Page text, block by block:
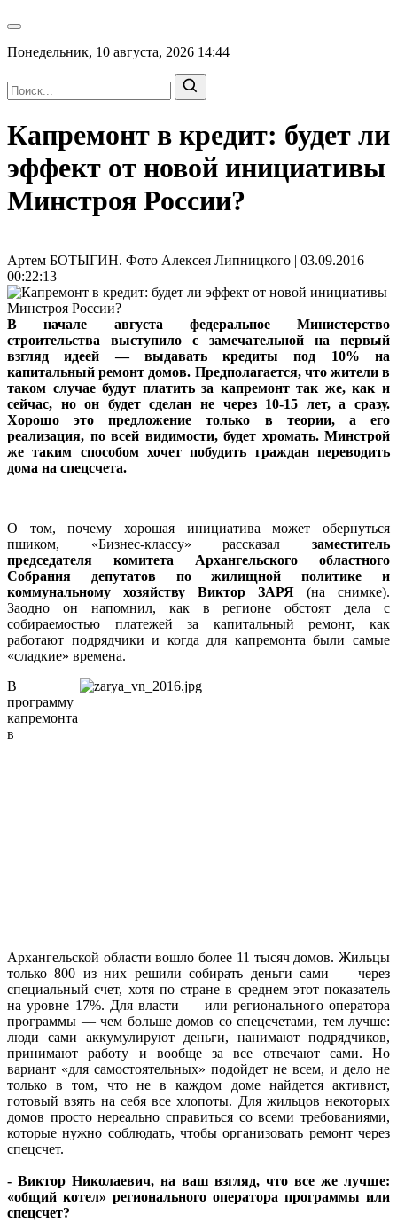
Понедельник, 10 августа, 2026 14:44
Капремонт в кредит: будет ли
эффект от новой инициативы
Минстроя России?
Артем БОТЫГИН. Фото Алексея Липницкого | 03.09.2016
00:22:13
В начале августа федеральное Министерство
строительства выступило с замечательной на первый
взгляд идеей — выдавать кредиты под 10% на
капитальный ремонт домов. Предполагается, что жители в
таком случае будут платить за капремонт так же, как и
сейчас, но он будет сделан не через 10-15 лет, а сразу.
Хорошо это предложение только в теории, а его
реализация, по всей видимости, будет хромать. Минстрой
же таким способом хочет побудить граждан переводить
дома на спецсчета.
О том, почему хорошая инициатива может обернуться
пшиком, «Бизнес-классу» рассказал заместитель
председателя комитета Архангельского областного
Собрания депутатов по жилищной политике и
коммунальному хозяйству Виктор ЗАРЯ (на снимке).
Заодно он напомнил, как в регионе обстоят дела с
собираемостью платежей за капитальный ремонт, как
работают подрядчики и когда для капремонта были самые
«сладкие» времена.
В
программу
капремонта
в
Архангельской области вошло более 11 тысяч домов. Жильцы
только 800 из них решили собирать деньги сами — через
специальный счет, хотя по стране в среднем этот показатель
на уровне 17%. Для власти — или регионального оператора
программы — чем больше домов со спецсчетами, тем лучше:
люди сами аккумулируют деньги, нанимают подрядчиков,
принимают работу и вообще за все отвечают сами. Но
вариант «для самостоятельных» подойдет не всем, и дело не
только в том, что не в каждом доме найдется активист,
готовый взять на себя все хлопоты. Для жильцов некоторых
домов просто нереально справиться со всеми требованиями,
которые нужно соблюдать, чтобы организовать ремонт через
спецсчет.
- Виктор Николаевич, на ваш взгляд, что все же лучше:
«общий котел» регионального оператора программы или
спецсчет?